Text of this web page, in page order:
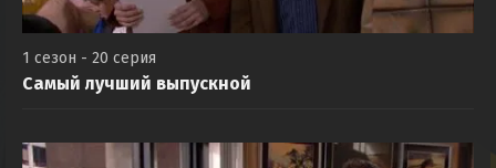
1 сезон - 20 серия
Самый лучший выпускной